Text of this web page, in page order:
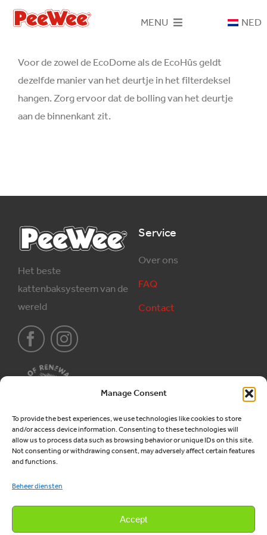
Manage Consent
To provide the best experiences, we use technologies like cookies to store
and/or access device information. Consenting to these technologies will
allow us to process data such as browsing behavior or unique IDs on this site.
Not consenting or withdrawing consent, may adversely affect certain features
and functions.
Beheer diensten
Accept
naar
MENU
PeeWee systeem
NED
Voor de zowel de EcoDome als de EcoHûs geldt
dezelfde manier van het deurtje in het filterdeksel
hangen. Zorg ervoor dat de bolling van het deurtje
aan de binnenkant zit.
Het beste
kattenbaksysteem van de
wereld
Producten
Houtkorrels
Service
Over ons
FAQ
Contact
Juridisch